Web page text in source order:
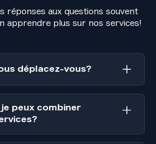
réponses aux questions souvent
apprendre plus sur nos services!
déplacez-vous?
partout dans la grande
y compris sur la Rive-
et à Laval. Nous nous
plus loin pour les
grande envergure!
peux combiner
services sont 100%